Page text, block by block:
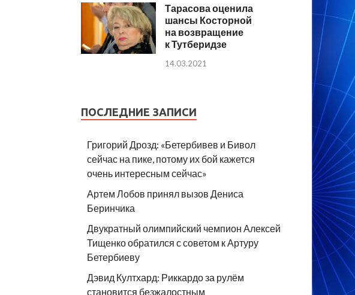
Тарасова оценила
шансы Косторной
на возвращение
к Тутберидзе
14.03.2021
ПОСЛЕДНИЕ ЗАПИСИ
Григорий Дрозд: «Бетербивев и Бивол
сейчас на пике, потому их бой кажется
очень интересным сейчас»
Артем Лобов принял вызов Дениса
Беринчика
Двукратный олимпийский чемпион Алексей
Тищенко обратился с советом к Артуру
Бетербиеву
Дэвид Култхард: Риккардо за рулём
становится безжалостным